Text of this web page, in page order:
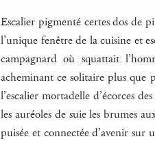
Escalier pigmenté certes dos de
l’unique fenêtre de la cuisine et
campagnard où squattait
acheminant ce solitaire plus que
l’escalier mortadelle d’écorces
les auréoles de suie les brumes
puisée et connectée d’avenir sur